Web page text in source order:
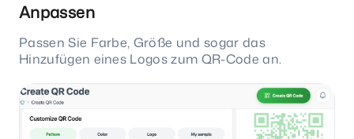
Anpassen
Passen Sie Farbe, Größe und sogar das
Hinzufügen eines Logos zum QR-Code an.